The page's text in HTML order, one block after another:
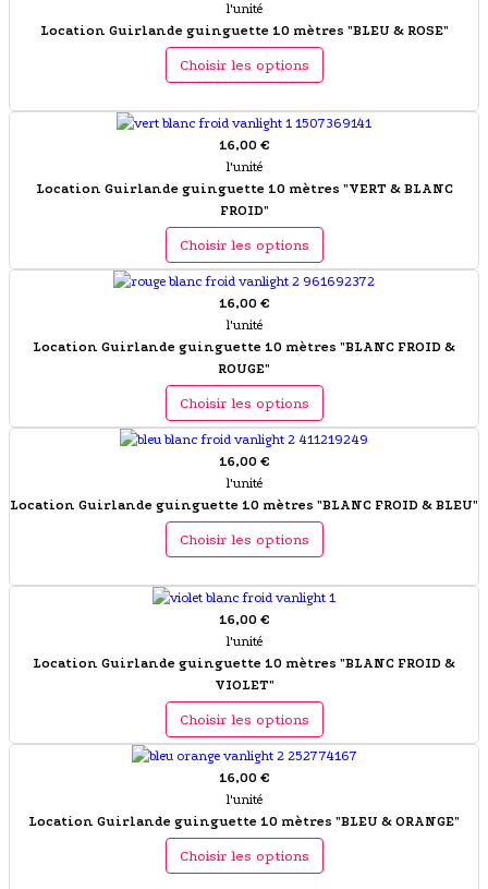
l'unité
Location Guirlande guinguette 10 mètres "BLEU & ROSE"
Choisir les options
16,00 €
l'unité
Location Guirlande guinguette 10 mètres "VERT & BLANC
FROID"
Choisir les options
16,00 €
l'unité
Location Guirlande guinguette 10 mètres "BLANC FROID &
ROUGE"
Choisir les options
16,00 €
l'unité
Location Guirlande guinguette 10 mètres "BLANC FROID & BLEU"
Choisir les options
16,00 €
l'unité
Location Guirlande guinguette 10 mètres "BLANC FROID &
VIOLET"
Choisir les options
16,00 €
l'unité
Location Guirlande guinguette 10 mètres "BLEU & ORANGE"
Choisir les options